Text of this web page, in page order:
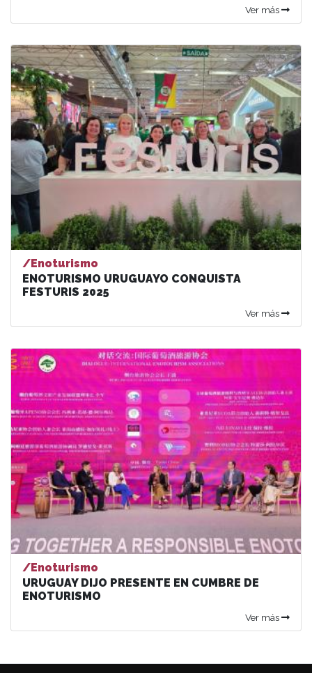
Ver más
/Enoturismo
ENOTURISMO URUGUAYO CONQUISTA
FESTURIS 2025
Ver más
/Enoturismo
URUGUAY DIJO PRESENTE EN CUMBRE DE
ENOTURISMO
Ver más